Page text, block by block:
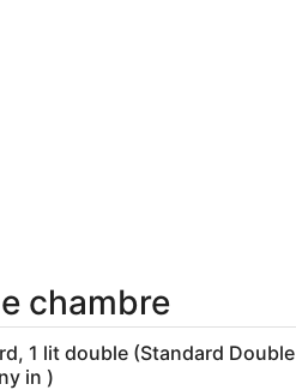
chambre
Une chambre d’hôtel
1 lit double (Standard Double
in )